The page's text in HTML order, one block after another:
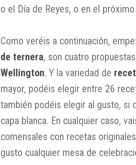
o el Día de Reyes, o en el
Como veréis a continuación,
de ternera, son cuatro
Wellington. Y la variedad de
mayor, podéis elegir entre 26
también podéis elegir al gusto, si
capa blanca. En cualquier caso,
comensales con recetas
gusto cualquier mesa de